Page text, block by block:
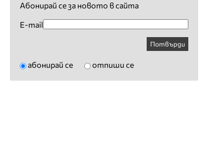
Абонирай се за новото в сайта
E-mail
Потвърди
абонирай се отпиши се